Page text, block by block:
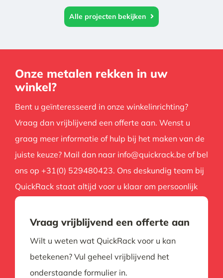
Alle projecten bekijken
Onze metalen rekken in uw
winkel?
Bent u geïnteresseerd in onze winkelinrichting?
Vraag dan vrijblijvend een offerte aan. Wenst u
graag meer informatie of hulp bij het maken van de
juiste keuze? Mail dan naar info@quickrack.be of bel
ons op +31(0) 529480423. Ons deskundig team bij
QuickRack staat altijd voor u klaar om persoonlijk
advies te geven en eventuele vragen te
beantwoorden.
Vraag vrijblijvend een offerte aan
Wilt u weten wat QuickRack voor u kan
betekenen? Vul geheel vrijblijvend het
onderstaande formulier in.